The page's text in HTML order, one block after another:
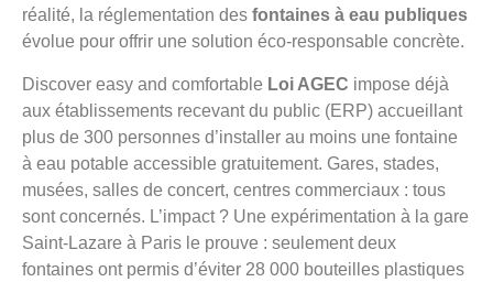
réalité, la réglementation des fontaines à eau publiques
évolue pour offrir une solution éco-responsable concrète.
Discover easy and comfortable Loi AGEC impose déjà
aux établissements recevant du public (ERP) accueillant
plus de 300 personnes d’installer au moins une fontaine
à eau potable accessible gratuitement. Gares, stades,
musées, salles de concert, centres commerciaux : tous
sont concernés. L’impact ? Une expérimentation à la gare
Saint-Lazare à Paris le prouve : seulement deux
fontaines ont permis d’éviter 28 000 bouteilles plastiques